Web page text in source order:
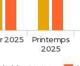
2025
Printemps
2025